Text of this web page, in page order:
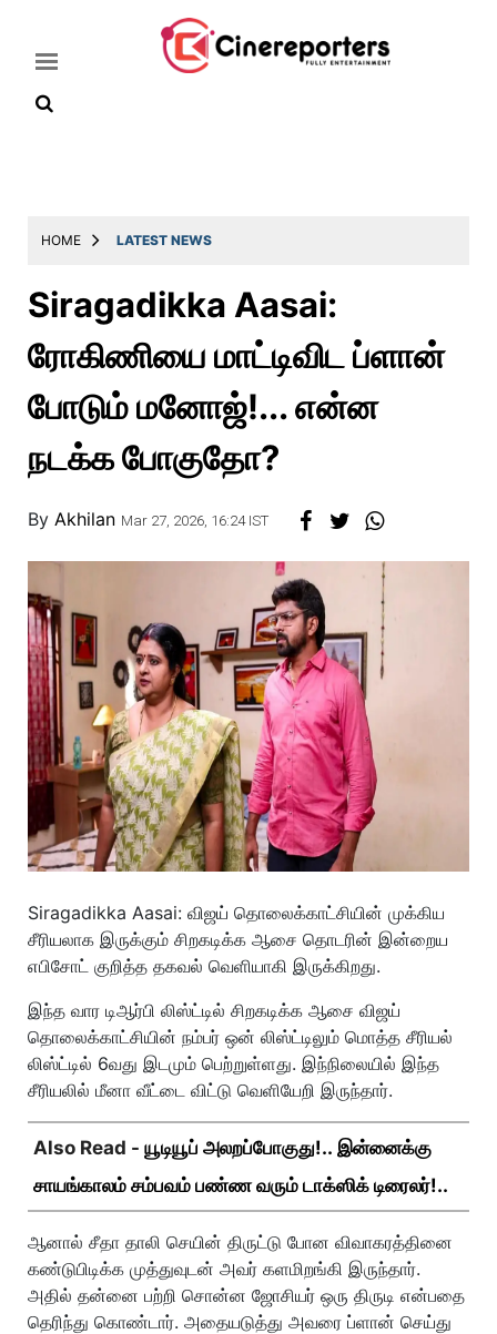
Latest
Throwback
Television
Story
HOME LATEST NEWS
Siragadikka Aasai:
ரோகிணியை மாட்டிவிட ப்ளான்
போடும் மனோஜ்!... என்ன
நடக்க போகுதோ?
By Akhilan Mar 27, 2026, 16:24 IST
Siragadikka Aasai: விஜய் தொலைக்காட்சியின் முக்கிய
சீரியலாக இருக்கும் சிறகடிக்க ஆசை தொடரின் இன்றைய
எபிசோட் குறித்த தகவல் வெளியாகி இருக்கிறது.
இந்த வார டிஆர்பி லிஸ்ட்டில் சிறகடிக்க ஆசை விஜய்
தொலைக்காட்சியின் நம்பர் ஒன் லிஸ்ட்டிலும் மொத்த சீரியல்
லிஸ்ட்டில் 6வது இடமும் பெற்றுள்ளது. இந்நிலையில் இந்த
சீரியலில் மீனா வீட்டை விட்டு வெளியேறி இருந்தார்.
Also Read - யூடியூப் அலறப்போகுது!.. இன்னைக்கு
சாயங்காலம் சம்பவம் பண்ண வரும் டாக்ஸிக் டிரைலர்!..
ஆனால் சீதா தாலி செயின் திருட்டு போன விவாகரத்தினை
கண்டுபிடிக்க முத்துவுடன் அவர் களமிறங்கி இருந்தார்.
அதில் தன்னை பற்றி சொன்ன ஜோசியர் ஒரு திருடி என்பதை
தெரிந்து கொண்டார். அதையடுத்து அவரை ப்ளான் செய்து